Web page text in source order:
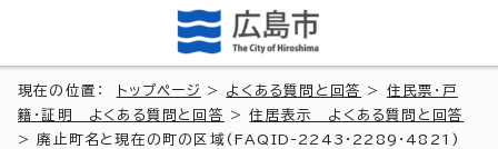
現在の位置： トップページ > よくある質問と回答 > 住民票・戸
籍・証明 よくある質問と回答
>住居表示 よくある質問と回答
> 廃止町名と現在の町の区域(FAQID-2243・2289・4821)